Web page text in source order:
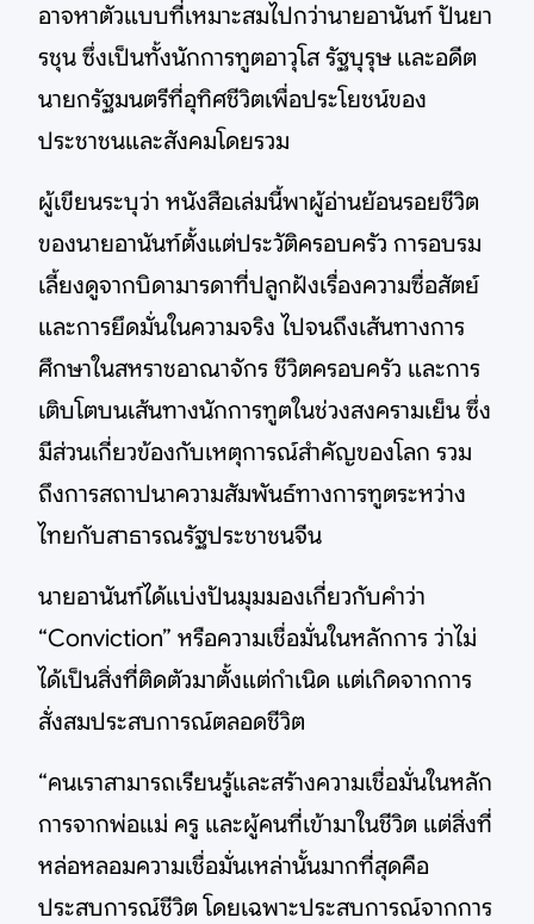
อาจหาตัวแบบที่เหมาะสมไปกว่านายอานันท์ ปันยา
รชุน ซึ่งเป็นทั้งนักการทูตอาวุโส รัฐบุรุษ และอดีต
นายกรัฐมนตรีที่อุทิศชีวิตเพื่อประโยชน์ของ
ประชาชนและสังคมโดยรวม
ผู้เขียนระบุว่า หนังสือเล่มนี้พาผู้อ่านย้อนรอยชีวิต
ของนายอานันท์ตั้งแต่ประวัติครอบครัว การอบรม
เลี้ยงดูจากบิดามารดาที่ปลูกฝังเรื่องความซื่อสัตย์
และการยึดมั่นในความจริง ไปจนถึงเส้นทางการ
ศึกษาในสหราชอาณาจักร ชีวิตครอบครัว และการ
เติบโตบนเส้นทางนักการทูตในช่วงสงครามเย็น ซึ่ง
มีส่วนเกี่ยวข้องกับเหตุการณ์สำคัญของโลก รวม
ถึงการสถาปนาความสัมพันธ์ทางการทูตระหว่าง
ไทยกับสาธารณรัฐประชาชนจีน
นายอานันท์ได้แบ่งปันมุมมองเกี่ยวกับคำว่า
“Conviction” หรือความเชื่อมั่นในหลักการ ว่าไม่
ได้เป็นสิ่งที่ติดตัวมาตั้งแต่กำเนิด แต่เกิดจากการ
สั่งสมประสบการณ์ตลอดชีวิต
“คนเราสามารถเรียนรู้และสร้างความเชื่อมั่นในหลัก
การจากพ่อแม่ ครู และผู้คนที่เข้ามาในชีวิต แต่สิ่งที่
หล่อหลอมความเชื่อมั่นเหล่านั้นมากที่สุดคือ
ประสบการณ์ชีวิต โดยเฉพาะประสบการณ์จากการ